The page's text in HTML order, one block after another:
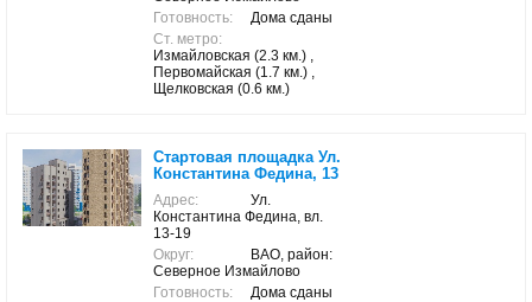
Готовность:
Дома сданы
Ст. метро:
Измайловская (2.3 км.) ,
Первомайская (1.7 км.) ,
Щелковская (0.6 км.)
Стартовая площадка Ул.
Константина Федина, 13
Адрес:
Ул.
Константина Федина, вл.
13-19
Округ:
ВАО, район:
Северное Измайлово
Готовность:
Дома сданы